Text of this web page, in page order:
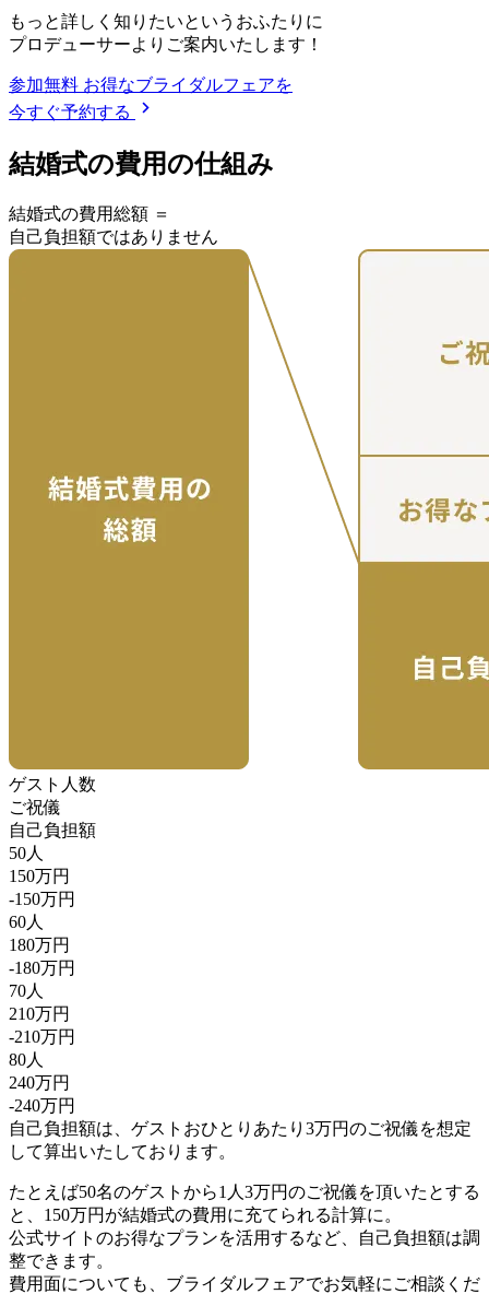
もっと詳しく知りたいというおふたりに
プロデューサーよりご案内いたします！
参加無料 お得なブライダルフェアを
今すぐ予約する
結婚式の費用の仕組み
結婚式の費用総額 ＝
自己負担額ではありません
ゲスト人数
ご祝儀
自己負担額
50人
150万円
-150万円
60人
180万円
-180万円
70人
210万円
-210万円
80人
240万円
-240万円
自己負担額は、ゲストおひとりあたり3万円のご祝儀を想定
して算出いたしております。
たとえば50名のゲストから1人3万円のご祝儀を頂いたとする
と、150万円が結婚式の費用に充てられる計算に。
公式サイトのお得なプランを活用するなど、自己負担額は調
整できます。
費用面についても、ブライダルフェアでお気軽にご相談くだ